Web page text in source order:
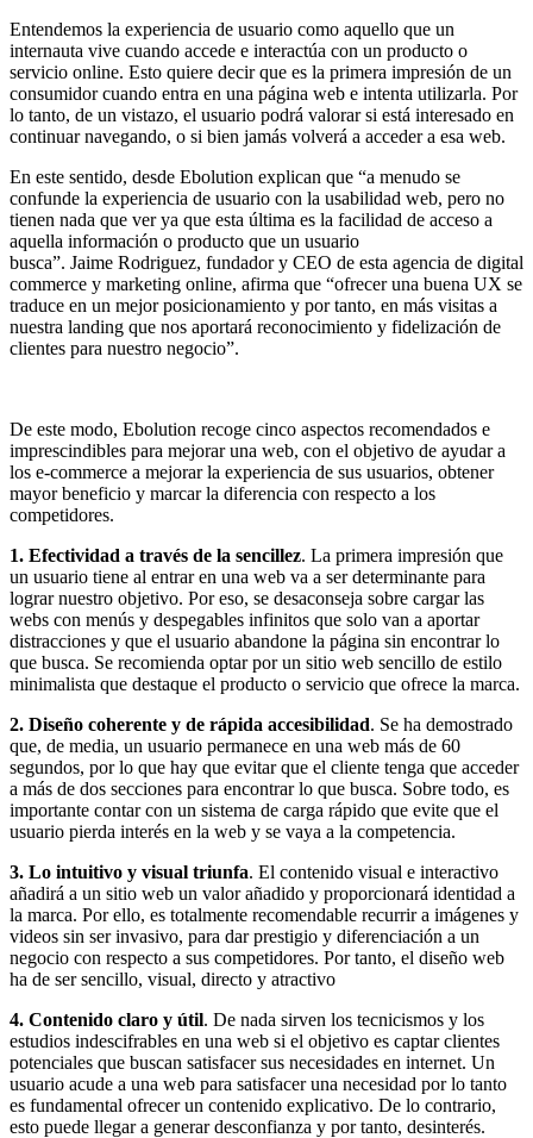
Entendemos la experiencia de usuario como aquello que un
internauta vive cuando accede e interactúa con un producto o
servicio online. Esto quiere decir que es la primera impresión de un
consumidor cuando entra en una página web e intenta utilizarla. Por
lo tanto, de un vistazo, el usuario podrá valorar si está interesado en
continuar navegando, o si bien jamás volverá a acceder a esa web.
En este sentido, desde Ebolution explican que “a menudo se
confunde la experiencia de usuario con la usabilidad web, pero no
tienen nada que ver ya que esta última es la facilidad de acceso a
aquella información o producto que un usuario
busca”. Jaime Rodriguez, fundador y CEO de esta agencia de digital
commerce y marketing online, afirma que “ofrecer una buena UX se
traduce en un mejor posicionamiento y por tanto, en más visitas a
nuestra landing que nos aportará reconocimiento y fidelización de
clientes para nuestro negocio”.
De este modo, Ebolution recoge cinco aspectos recomendados e
imprescindibles para mejorar una web, con el objetivo de ayudar a
los e-commerce a mejorar la experiencia de sus usuarios, obtener
mayor beneficio y marcar la diferencia con respecto a los
competidores.
1. Efectividad a través de la sencillez. La primera impresión que
un usuario tiene al entrar en una web va a ser determinante para
lograr nuestro objetivo. Por eso, se desaconseja sobre cargar las
webs con menús y despegables infinitos que solo van a aportar
distracciones y que el usuario abandone la página sin encontrar lo
que busca. Se recomienda optar por un sitio web sencillo de estilo
minimalista que destaque el producto o servicio que ofrece la marca.
2. Diseño coherente y de rápida accesibilidad. Se ha demostrado
que, de media, un usuario permanece en una web más de 60
segundos, por lo que hay que evitar que el cliente tenga que acceder
a más de dos secciones para encontrar lo que busca. Sobre todo, es
importante contar con un sistema de carga rápido que evite que el
usuario pierda interés en la web y se vaya a la competencia.
3. Lo intuitivo y visual triunfa. El contenido visual e interactivo
añadirá a un sitio web un valor añadido y proporcionará identidad a
la marca. Por ello, es totalmente recomendable recurrir a imágenes y
videos sin ser invasivo, para dar prestigio y diferenciación a un
negocio con respecto a sus competidores. Por tanto, el diseño web
ha de ser sencillo, visual, directo y atractivo
4. Contenido claro y útil. De nada sirven los tecnicismos y los
estudios indescifrables en una web si el objetivo es captar clientes
potenciales que buscan satisfacer sus necesidades en internet. Un
usuario acude a una web para satisfacer una necesidad por lo tanto
es fundamental ofrecer un contenido explicativo. De lo contrario,
esto puede llegar a generar desconfianza y por tanto, desinterés.